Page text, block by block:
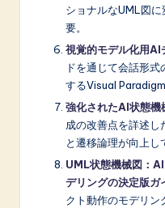
ショナルなUML図
要。
視覚的モデル化用AI
ドを通じて会話形
するVisual
強化されたAI状態機
成の改善点を詳述し
と遷移論理が向上し
UML状態機械図：
デリングの決定版ガ
クト動作のモデリン